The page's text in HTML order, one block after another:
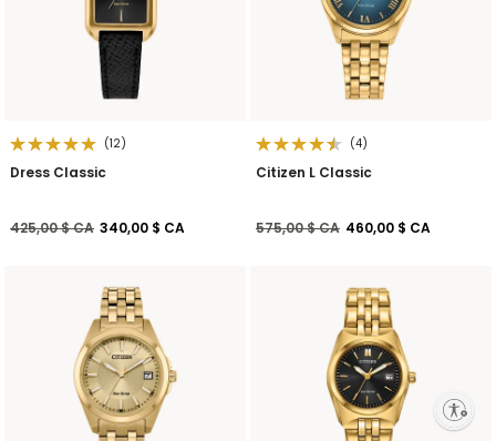
Enable accessibility
(12)
Dress Classic
Prix réduit de
425,00 $ CAà340,00 $ CA
(4)
Citizen L Classic
Prix réduit de
575,00 $ CAà460,00 $ CA